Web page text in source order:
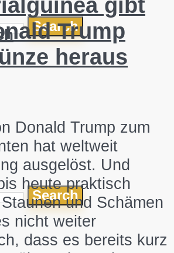
Search
Search
gibt
Trump
heraus
Donald Trump zum
hat weltweit
ausgelöst. Und
heute praktisch
und Schämen
nicht weiter
dass es bereits kurz